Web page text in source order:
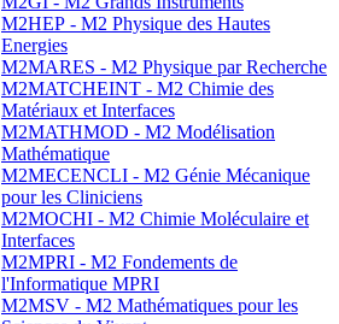
M2HEP - M2 Physique des Hautes
Energies
M2MARES - M2 Physique par Recherche
M2MATCHEINT - M2 Chimie des
Matériaux et Interfaces
M2MATHMOD - M2 Modélisation
Mathématique
M2MECENCLI - M2 Génie Mécanique
pour les Cliniciens
M2MOCHI - M2 Chimie Moléculaire et
Interfaces
M2MPRI - M2 Fondements de
l'Informatique MPRI
M2MSV - M2 Mathématiques pour les